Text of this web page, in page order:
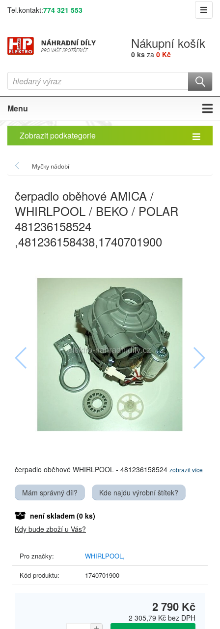
Tel.kontakt:774 321 553
Nákupní košík
0 ks za 0 Kč
Menu
Zobrazit podkategorie
Myčky nádobí
čerpadlo oběhové AMICA /
WHIRLPOOL / BEKO / POLAR
481236158524
,481236158438,1740701900
čerpadlo oběhové WHIRLPOOL - 481236158524 zobrazit více
Mám správný díl? Kde najdu výrobní štítek?
není skladem (0 ks)
Kdy bude zboží u Vás?
Pro značky: WHIRLPOOL,
Kód produktu: 1740701900
2 790 Kč
2 305,79 Kč bez DPH